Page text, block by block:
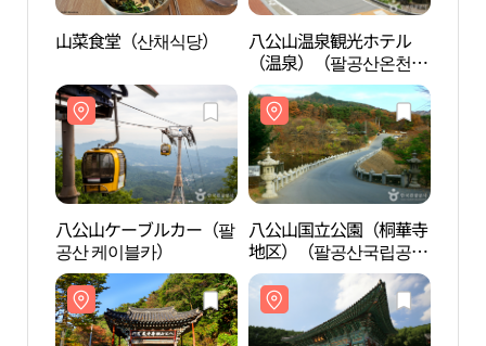
山菜食堂（산채식당）
八公山温泉観光ホテル
（温泉）（팔공산온천관
광호텔（온천））
八公山ケーブルカー（팔
공산 케이블카）
八公山国立公園（桐華寺
地区）（팔공산국립공원
（동화사지구））